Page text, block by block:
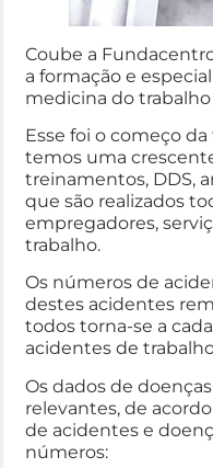
Coube a
a formação e
medicina do
Esse foi o começo
temos uma
treinamentos, DDS,
que são realizados
empregadores,
trabalho.
Os números de
destes acidentes
todos torna-se a
acidentes de
Os dados de
relevantes, de
de acidentes e
números: